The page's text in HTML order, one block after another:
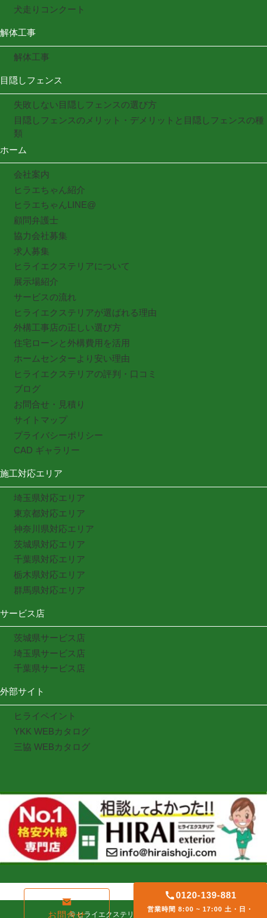
犬走りコンクート
解体工事
解体工事
目隠しフェンス
失敗しない目隠しフェンスの選び方
目隠しフェンスのメリット・デメリットと目隠しフェンスの種
類
ホーム
会社案内
ヒラエちゃん紹介
ヒラエちゃんLINE@
顧問弁護士
協力会社募集
求人募集
ヒライエクステリアについて
展示場紹介
サービスの流れ
ヒライエクステリアが選ばれる理由
外構工事店の正しい選び方
住宅ローンと外構費用を活用
ホームセンターより安い理由
ヒライエクステリアの評判・口コミ
ブログ
お問合せ・見積り
サイトマップ
プライバシーポリシー
CAD ギャラリー
施工対応エリア
埼玉県対応エリア
東京都対応エリア
神奈川県対応エリア
茨城県対応エリア
千葉県対応エリア
栃木県対応エリア
群馬県対応エリア
サービス店
茨城県サービス店
埼玉県サービス店
千葉県サービス店
外部サイト
ヒライペイント
YKK WEBカタログ
三協 WEBカタログ
お問合せ
0120-139-881
営業時間 8:00 ~ 17:00 土・日・
©ヒライエクステリア. All rights reserved